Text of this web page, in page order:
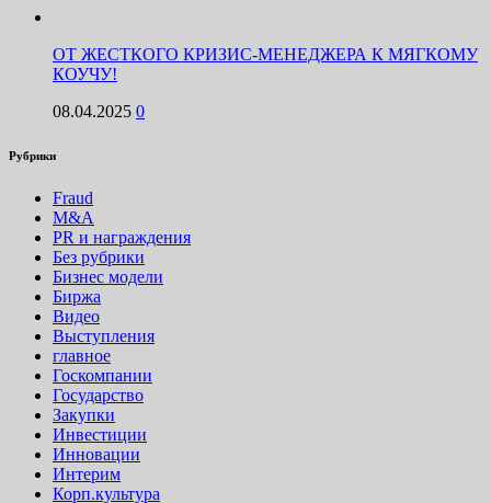
ОТ ЖЕСТКОГО КРИЗИС-МЕНЕДЖЕРА К МЯГКОМУ
КОУЧУ!
08.04.2025 0
Рубрики
Fraud
M&A
PR и награждения
Без рубрики
Бизнес модели
Биржа
Видео
Выступления
главное
Госкомпании
Государство
Закупки
Инвестиции
Инновации
Интерим
Корп.культура